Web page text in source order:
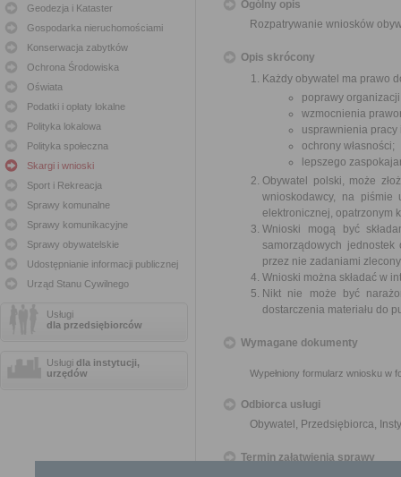
Geodezja i Kataster
Gospodarka nieruchomościami
Konserwacja zabytków
Ochrona Środowiska
Oświata
Podatki i opłaty lokalne
Polityka lokalowa
Polityka społeczna
Skargi i wnioski
Sport i Rekreacja
Sprawy komunalne
Sprawy komunikacyjne
Sprawy obywatelskie
Udostępnianie informacji publicznej
Urząd Stanu Cywilnego
Usługi
dla przedsiębiorców
Usługi dla instytucji,
urzędów
Ogólny opis
Rozpatrywanie wniosków
Opis skrócony
Każdy obywatel ma prawo
poprawy
wzmocnienia
usprawnienia
ochrony własności;
lepszego
Obywatel polski, może
wnioskodawcy, na piśmie
elektronicznej, opatrzonym
Wnioski mogą być
samorządowych
przez nie zadaniami
Wnioski można składać w
Nikt nie może być
dostarczenia materiału do
Wymagane dokumenty
Wypełniony formularz wniosku w
Odbiorca usługi
Obywatel, Przedsiębiorca,
Termin załatwienia sprawy